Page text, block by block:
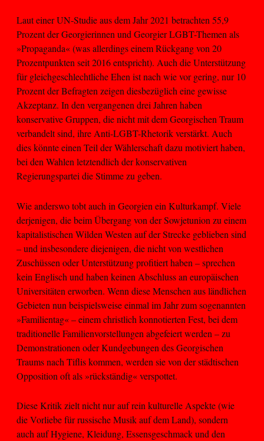
Laut einer UN-Studie aus dem Jahr 2021 betrachten 55,9
Prozent der Georgierinnen und Georgier LGBT-Themen als
»Propaganda« (was allerdings einem Rückgang von 20
Prozentpunkten seit 2016 entspricht). Auch die Unterstützung
für gleichgeschlechtliche Ehen ist nach wie vor gering, nur 10
Prozent der Befragten zeigen diesbezüglich eine gewisse
Akzeptanz. In den vergangenen drei Jahren haben
konservative Gruppen, die nicht mit dem Georgischen Traum
verbandelt sind, ihre Anti-LGBT-Rhetorik verstärkt. Auch
dies könnte einen Teil der Wählerschaft dazu motiviert haben,
bei den Wahlen letztendlich der konservativen
Regierungspartei die Stimme zu geben.
Wie anderswo tobt auch in Georgien ein Kulturkampf. Viele
derjenigen, die beim Übergang von der Sowjetunion zu einem
kapitalistischen Wilden Westen auf der Strecke geblieben sind
– und insbesondere diejenigen, die nicht von westlichen
Zuschüssen oder Unterstützung profitiert haben – sprechen
kein Englisch und haben keinen Abschluss an europäischen
Universitäten erworben. Wenn diese Menschen aus ländlichen
Gebieten nun beispielsweise einmal im Jahr zum sogenannten
»Familientag« – einem christlich konnotierten Fest, bei dem
traditionelle Familienvorstellungen abgefeiert werden – zu
Demonstrationen oder Kundgebungen des Georgischen
Traums nach Tiflis kommen, werden sie von der städtischen
Opposition oft als »rückständig« verspottet.
Diese Kritik zielt nicht nur auf rein kulturelle Aspekte (wie
die Vorliebe für russische Musik auf dem Land), sondern
auch auf Hygiene, Kleidung, Essensgeschmack und den